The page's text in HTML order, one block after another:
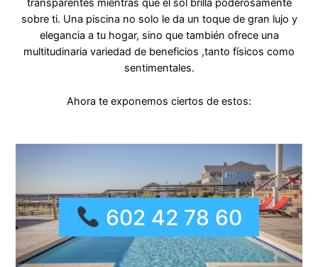
transparentes mientras que el sol brilla poderosamente
sobre ti. Una piscina no solo le da un toque de gran lujo y
elegancia a tu hogar, sino que también ofrece una
multitudinaria variedad de beneficios ,tanto físicos como
sentimentales.
Ahora te exponemos ciertos de estos:
602 42 78 60